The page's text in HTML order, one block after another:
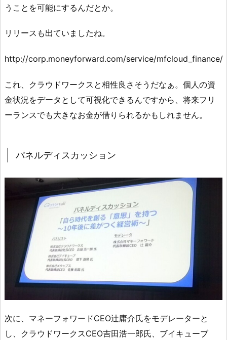
うことを可能にするんだとか。
リリースも出ていましたね。
http://corp.moneyforward.com/service/mfcloud_finance/
これ、クラウドワークスと相性良さそうだなぁ。個人の資
金状況をデータとして可視化できるんですから、将来フリ
ーランスでも大きなお金が借りられるかもしれません。
パネルディスカッション
次に、マネーフォワードCEO辻庸介氏をモデレーターと
し、クラウドワークスCEO吉田浩一郎氏、ブイキューブ